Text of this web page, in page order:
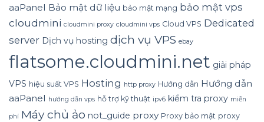
aaPanel Bảo mật dữ liệu bảo mật mạng bảo mật vps
cloudmini cloudmini proxy cloudmini vps Cloud VPS Dedicated
server Dịch vụ hosting dịch vụ VPS ebay
flatsome.cloudmini.net giải pháp
VPS hiệu suất VPS Hosting http proxy Hướng dẫn Hướng dẫn
aaPanel hướng dẫn vps hỗ trợ kỹ thuật ipv6 kiểm tra proxy miễn
phí Máy chủ ảo not_guide proxy Proxy bảo mật proxy